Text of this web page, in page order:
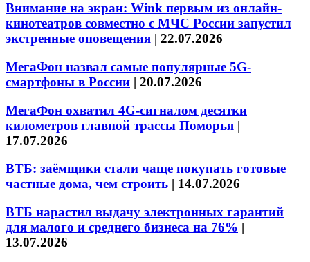
Внимание на экран: Wink первым из онлайн-
кинотеатров совместно с МЧС России запустил
экстренные оповещения | 22.07.2026
МегаФон назвал самые популярные 5G-
смартфоны в России | 20.07.2026
МегаФон охватил 4G-сигналом десятки
километров главной трассы Поморья |
17.07.2026
ВТБ: заёмщики стали чаще покупать готовые
частные дома, чем строить | 14.07.2026
ВТБ нарастил выдачу электронных гарантий
для малого и среднего бизнеса на 76% |
13.07.2026